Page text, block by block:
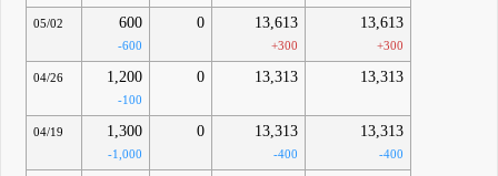
05/02 600
-600
0 13,613
+300
13,613
+300
04/26 1,200
-100
0 13,313 13,313
04/19 1,300
-1,000
0 13,313
-400
13,313
-400